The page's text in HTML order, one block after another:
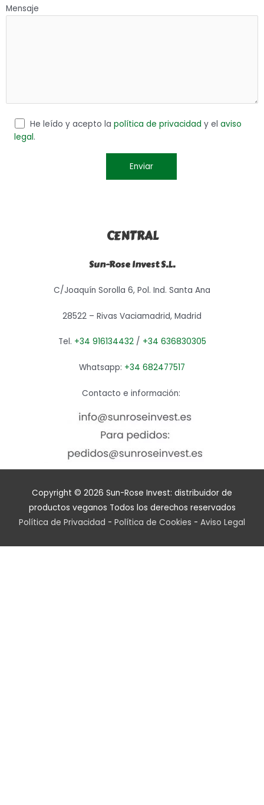
Mensaje
He leído y acepto la política de privacidad y el aviso
legal.
CENTRAL
Sun-Rose Invest S.L.
C/Joaquín Sorolla 6, Pol. Ind. Santa Ana
28522 – Rivas Vaciamadrid, Madrid
Tel. +34 916134432/ +34 636830305
Whatsapp: +34 682477517
Contacto e información:
Copyright © 2026 Sun-Rose Invest: distribuidor de
productos veganos Todos los derechos reservados
Política de Privacidad - Política de Cookies - Aviso Legal